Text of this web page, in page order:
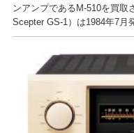
ンアンプであるM-510を買取
Scepter GS-1）は1984年7月